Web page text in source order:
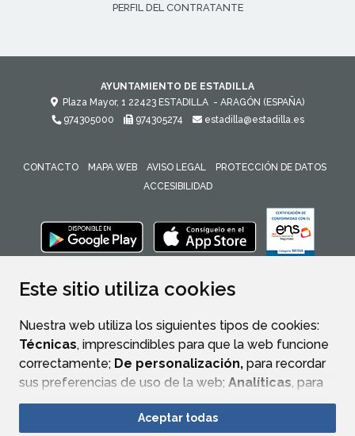
Este sitio utiliza cookies
Nuestra web utiliza los siguientes tipos de cookies:
Técnicas, imprescindibles para que la web funcione
correctamente; De personalización, para recordar
sus preferencias de uso de la web; Analíticas, para
mejorar el funcionamiento de la web y sus servicios.
Aceptar todas
PERFIL DEL CONTRATANTE
AYUNTAMIENTO DE ESTADILLA
Plaza Mayor, 1 22423 ESTADILLA - ARAGÓN (ESPAÑA)
974305000
974305274 estadilla@estadilla.es
CONTACTO MAPA WEB AVISO LEGAL
PROTECCIÓN DE DATOS
ACCESIBILIDAD